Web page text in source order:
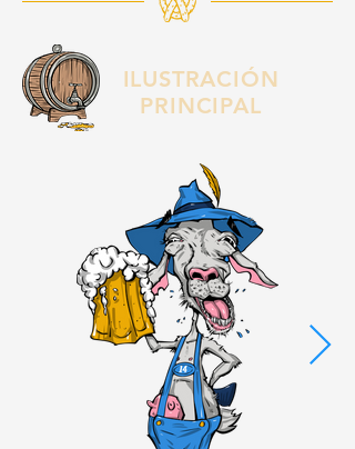
ILUSTRACIÓN
PRINCIPAL